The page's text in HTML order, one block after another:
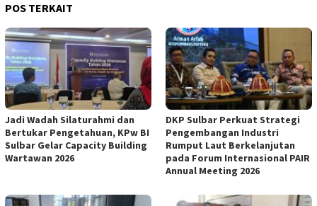
POS TERKAIT
Jadi Wadah Silaturahmi dan
Bertukar Pengetahuan, KPw BI
Sulbar Gelar Capacity Building
Wartawan 2026
DKP Sulbar Perkuat Strategi
Pengembangan Industri
Rumput Laut Berkelanjutan
pada Forum Internasional PAIR
Annual Meeting 2026